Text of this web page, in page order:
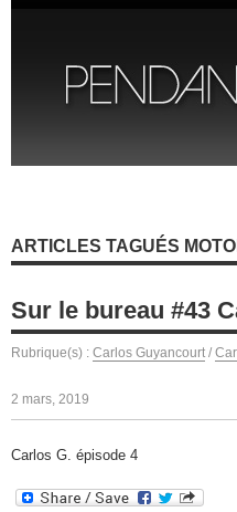
ARTICLES TAGUÉS
Sur le bureau #43
Rubrique(s) : Carlos Guyancourt /
2 mars, 2019
Carlos G. épisode 4